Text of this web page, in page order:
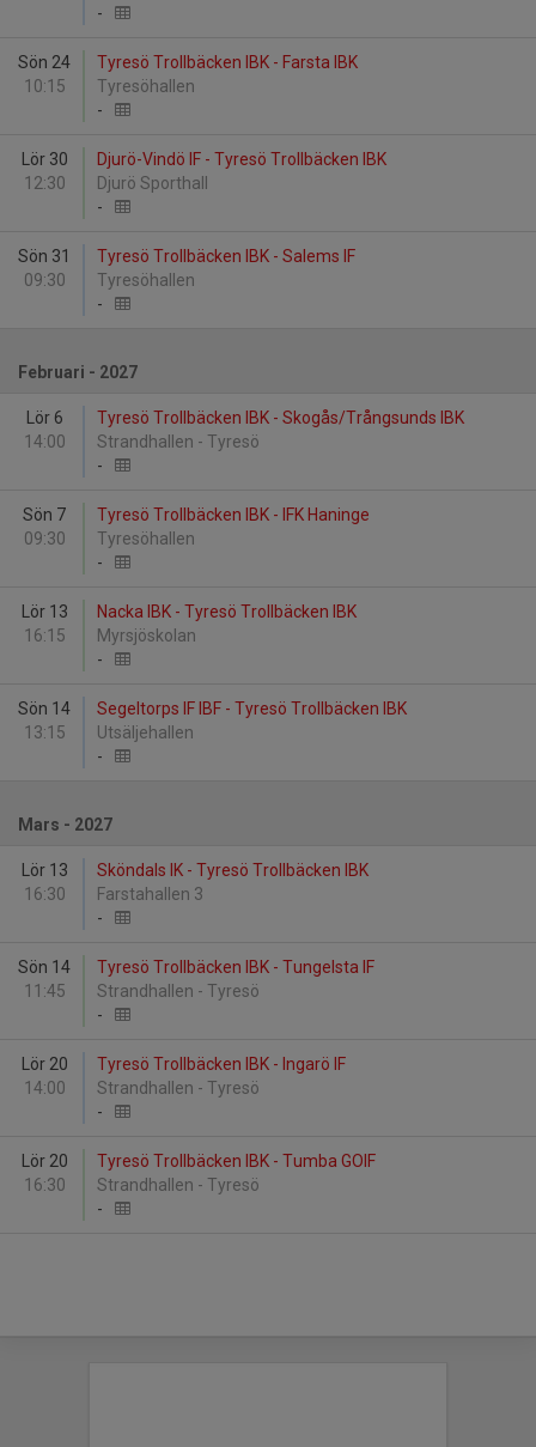
-
Sön 24
10:15
Tyresö Trollbäcken IBK - Farsta IBK
Tyresöhallen
-
Lör 30
12:30
Djurö-Vindö IF - Tyresö Trollbäcken IBK
Djurö Sporthall
-
Sön 31
09:30
Tyresö Trollbäcken IBK - Salems IF
Tyresöhallen
-
Februari - 2027
Lör 6
14:00
Tyresö Trollbäcken IBK - Skogås/Trångsunds IBK
Strandhallen - Tyresö
-
Sön 7
09:30
Tyresö Trollbäcken IBK - IFK Haninge
Tyresöhallen
-
Lör 13
16:15
Nacka IBK - Tyresö Trollbäcken IBK
Myrsjöskolan
-
Sön 14
13:15
Segeltorps IF IBF - Tyresö Trollbäcken IBK
Utsäljehallen
-
Mars - 2027
Lör 13
16:30
Sköndals IK - Tyresö Trollbäcken IBK
Farstahallen 3
-
Sön 14
11:45
Tyresö Trollbäcken IBK - Tungelsta IF
Strandhallen - Tyresö
-
Lör 20
14:00
Tyresö Trollbäcken IBK - Ingarö IF
Strandhallen - Tyresö
-
Lör 20
16:30
Tyresö Trollbäcken IBK - Tumba GOIF
Strandhallen - Tyresö
-